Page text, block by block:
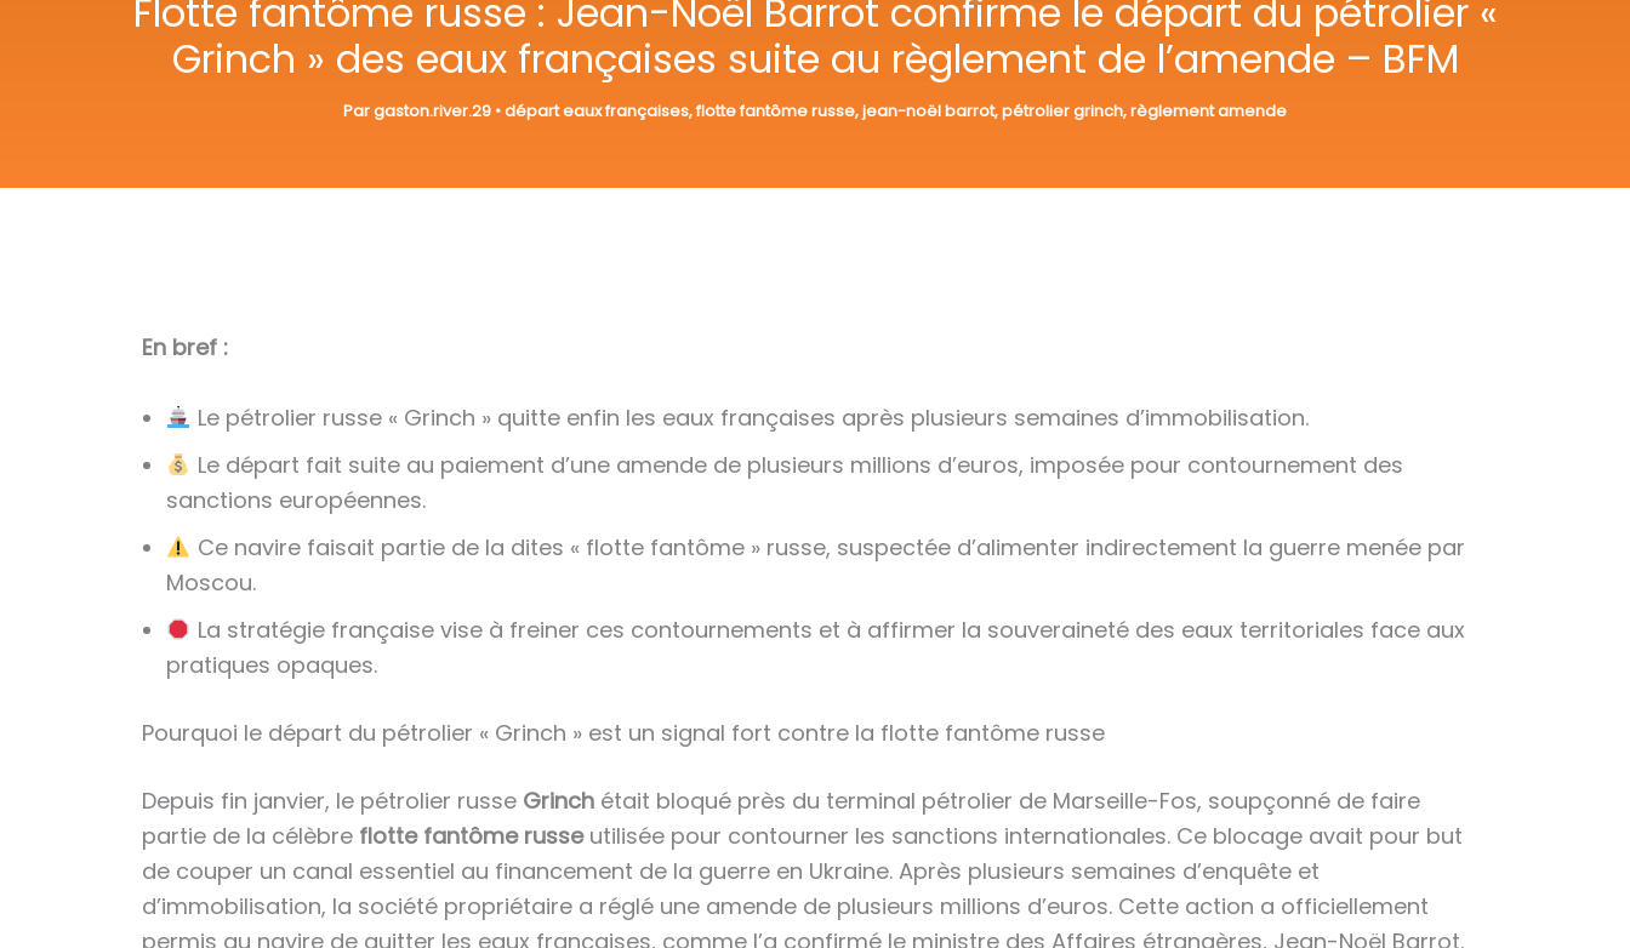
Flotte fantôme russe : Jean-Noël Barrot confirme le départ du pétrolier «
Grinch » des eaux françaises suite au règlement de l’amende – BFM
Pargaston.river.29 •départ eaux françaises,flotte fantôme russe,jean-noël barrot,pétrolier grinch,règlement amende
En bref :
Le pétrolier russe « Grinch » quitte enfin les eaux françaises après plusieurs semaines d’immobilisation.
Le départ fait suite au paiement d’une amende de plusieurs millions d’euros, imposée pour contournement des
sanctions européennes.
Ce navire faisait partie de la dites « flotte fantôme » russe, suspectée d’alimenter indirectement la guerre menée par
Moscou.
La stratégie française vise à freiner ces contournements et à affirmer la souveraineté des eaux territoriales face aux
pratiques opaques.
Pourquoi le départ du pétrolier « Grinch » est un signal fort contre la flotte fantôme russe
Depuis fin janvier, le pétrolier russe Grinch était bloqué près du terminal pétrolier de Marseille-Fos, soupçonné de faire
partie de la célèbre flotte fantôme russeutilisée pour contourner les sanctions internationales. Ce blocage avait pour but
de couper un canal essentiel au financement de la guerre en Ukraine. Après plusieurs semaines d’enquête et
d’immobilisation, la société propriétaire a réglé une amende de plusieurs millions d’euros. Cette action a officiellement
permis au navire de quitter les eaux françaises, comme l’a confirmé le ministre des Affaires étrangères, Jean-Noël Barrot.